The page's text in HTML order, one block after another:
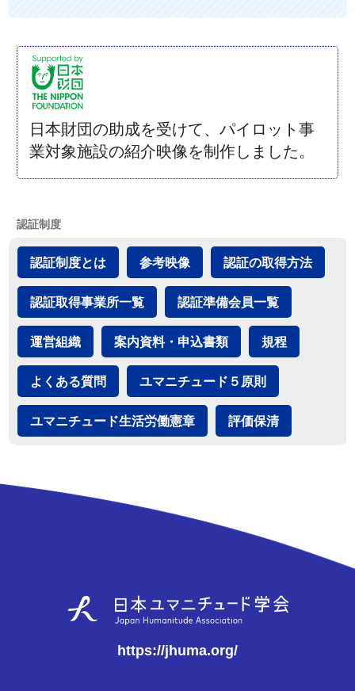
日本財団の助成を受けて、パイロット事
業対象施設の紹介映像を制作しました。
認証制度
認証制度とは 参考映像 認証の取得方法
認証取得事業所一覧 認証準備会員一覧
運営組織 案内資料・申込書類 規程
よくある質問 ユマニチュード５原則
ユマニチュード生活労働憲章 評価保清
https://jhuma.org/